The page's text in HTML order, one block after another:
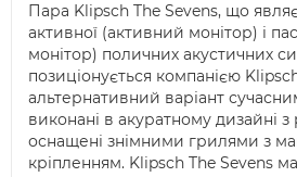
Пара Klipsch The Sevens, що
активної (активний монітор) і
монітор) поличних акустичних
позиціонується компанією
альтернативний варіант
виконані в акуратному дизайні
оснащені знімними грилями з
кріпленням. Klipsch The Sevens